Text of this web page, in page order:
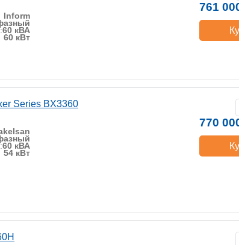
Inform
60 кВА
60 кВт
761
Series BX3360
60 кВА
54 кВт
770